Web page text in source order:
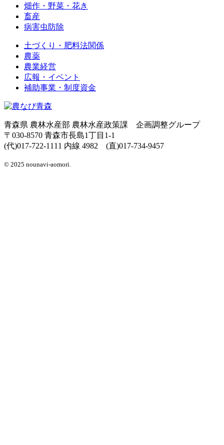
畑作・野菜・花き
畜産
病害虫防除
土づくり・肥料法関係
農薬
農業経営
広報・イベント
補助事業・制度資金
青森県 農林水産部 農林水産政策課 企画調整グループ
〒030-8570 青森市長島1丁目1-1
(代)017-722-1111 内線 4982 (直)017-734-9457
© 2025 nounavi-aomori.